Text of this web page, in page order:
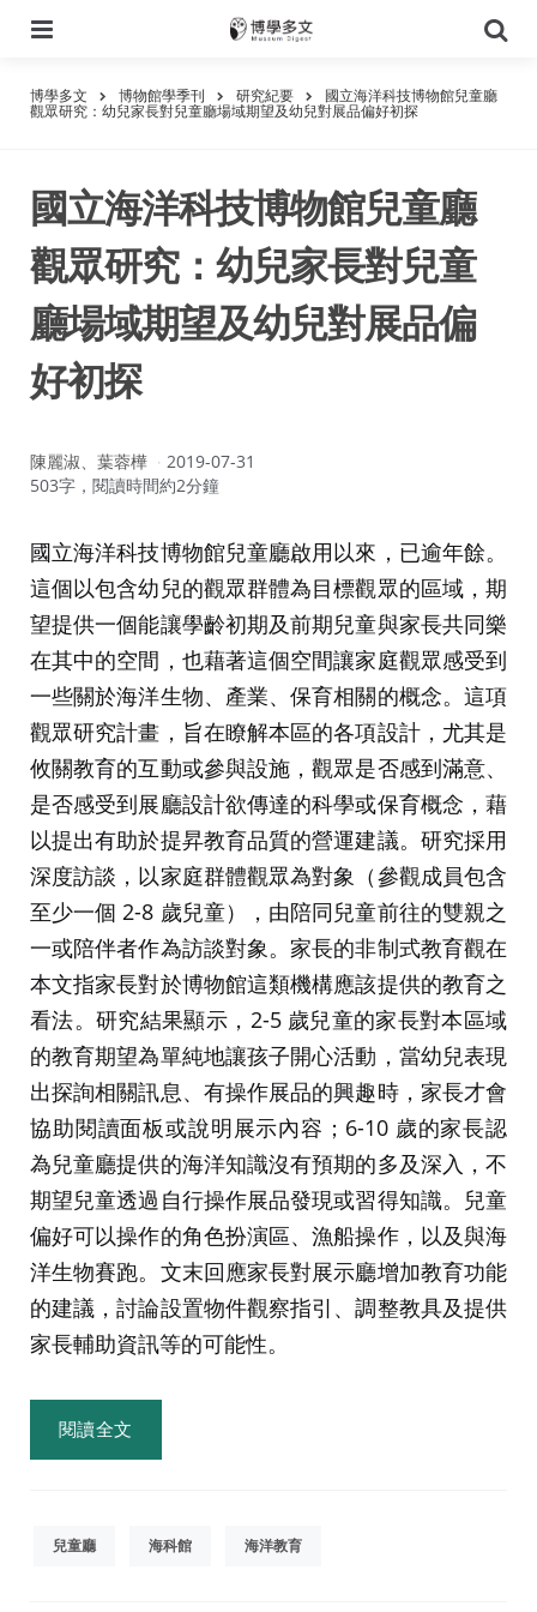
尋
博學多文 博物館學季刊 研究紀要 國立海洋科技博物館兒童廳
觀眾研究：幼兒家長對兒童廳場域期望及幼兒對展品偏好初探
國立海洋科技博物館兒童廳
觀眾研究：幼兒家長對兒童
廳場域期望及幼兒對展品偏
好初探
作
者：
陳麗淑、葉蓉樺
2019-07-31
503字，閱讀時間約2分鐘
國立海洋科技博物館兒童廳啟用以來，已逾年餘。
這個以包含幼兒的觀眾群體為目標觀眾的區域，期
望提供一個能讓學齡初期及前期兒童與家長共同樂
在其中的空間，也藉著這個空間讓家庭觀眾感受到
一些關於海洋生物、產業、保育相關的概念。這項
觀眾研究計畫，旨在瞭解本區的各項設計，尤其是
攸關教育的互動或參與設施，觀眾是否感到滿意、
是否感受到展廳設計欲傳達的科學或保育概念，藉
以提出有助於提昇教育品質的營運建議。研究採用
深度訪談，以家庭群體觀眾為對象（參觀成員包含
至少一個 2-8 歲兒童），由陪同兒童前往的雙親之
一或陪伴者作為訪談對象。家長的非制式教育觀在
本文指家長對於博物館這類機構應該提供的教育之
看法。研究結果顯示，2-5 歲兒童的家長對本區域
的教育期望為單純地讓孩子開心活動，當幼兒表現
出探詢相關訊息、有操作展品的興趣時，家長才會
協助閱讀面板或說明展示內容；6-10 歲的家長認
為兒童廳提供的海洋知識沒有預期的多及深入，不
期望兒童透過自行操作展品發現或習得知識。兒童
偏好可以操作的角色扮演區、漁船操作，以及與海
洋生物賽跑。文末回應家長對展示廳增加教育功能
的建議，討論設置物件觀察指引、調整教具及提供
家長輔助資訊等的可能性。
閱讀全文
兒童廳 海科館 海洋教育